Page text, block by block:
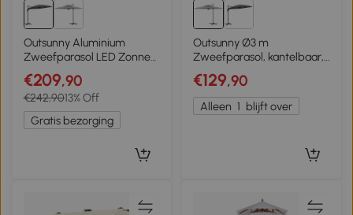
Outsunny Aluminium
Zweefparasol LED Zonne-
Energie Ø300 cm Hoogte
Verstelbaar Parasol met
Zwengel Stander UV50+
Donkergrijs
€209,90
€242,9013% Off
Gratis bezorging
Outsunny Ø3 m
Zweefparasol, kantelbaar,
draaibaar, handmatig
bedienbaar, windkap,
metalen mast, donkergrijs
€129,90
Alleen 1 blijft over